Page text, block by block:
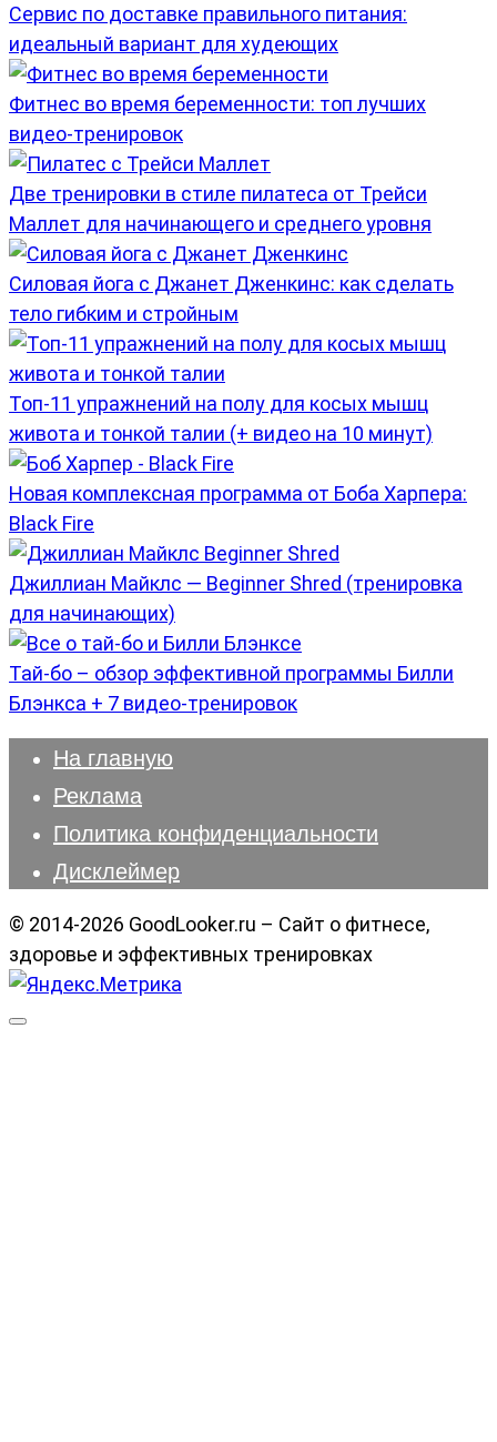
Сервис по доставке правильного питания:
идеальный вариант для худеющих
Фитнес во время беременности: топ лучших
видео-тренировок
Две тренировки в стиле пилатеса от Трейси
Маллет для начинающего и среднего уровня
Силовая йога с Джанет Дженкинс: как сделать
тело гибким и стройным
Топ-11 упражнений на полу для косых мышц
живота и тонкой талии (+ видео на 10 минут)
Новая комплексная программа от Боба Харпера:
Black Fire
Джиллиан Майклс — Beginner Shred (тренировка
для начинающих)
Тай-бо – обзор эффективной программы Билли
Блэнкса + 7 видео-тренировок
На главную
Реклама
Политика конфиденциальности
Дисклеймер
© 2014-2026 GoodLooker.ru – Сайт о фитнесе,
здоровье и эффективных тренировках